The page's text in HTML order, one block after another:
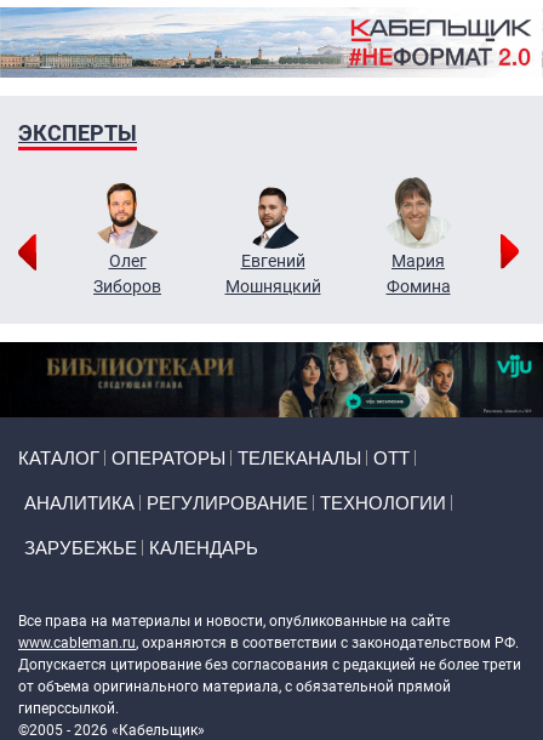
ЭКСПЕРТЫ
Олег
Зиборов
Евгений
Мошняцкий
Мария
Фомина
КАТАЛОГ ОПЕРАТОРЫ ТЕЛЕКАНАЛЫ ОТТ
АНАЛИТИКА РЕГУЛИРОВАНИЕ ТЕХНОЛОГИИ
ЗАРУБЕЖЬЕ КАЛЕНДАРЬ
Все права на материалы и новости, опубликованные на сайте
www.cableman.ru, охраняются в соответствии с законодательством РФ.
Допускается цитирование без согласования с редакцией не более трети
от объема оригинального материала, с обязательной прямой
гиперссылкой.
©2005 - 2026 «Кабельщик»